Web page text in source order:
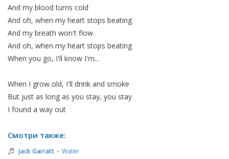
And my blood turns cold
And oh, when my heart stops beating
And my breath won't flow
And oh, when my heart stops beating
When you go, I'll know I'm...
When I grow old, I'll drink and smoke
But just as long as you stay, you stay
I found a way out
Смотри также:
Jack Garratt - Water